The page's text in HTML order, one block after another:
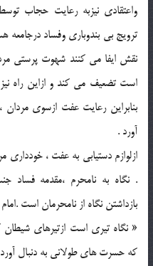
واعتقادي نيزبه رعايت حجاب
ترويج بي بندوباري وفساد درجامعه
نقش ايفا مي کنند شهوت پرستي
است تضعيف مي کند و ازاين راه
بنابراين رعايت عفت ازسوي مردان
آورد .
ازلوازم دستيابي به عفت ، خودداري
. نگاه به نامحرم ،مقدمه فساد
بازداشتن نگاه از نامحرمان است
« نگاه تيري است ازتيرهاي
که حسرت هاي طولاني به دنبال آورد